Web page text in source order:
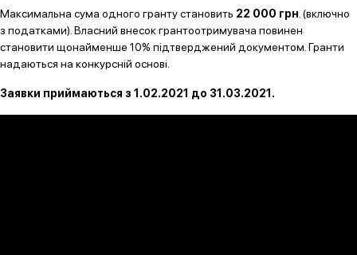
Максимальна сума одного гранту становить 22 000 грн . (включно
з податками). Власний внесок грантоотримувача повинен
становити щонайменше 10% підтверджений документом. Гранти
надаються на конкурсній основі.
Заявки приймаються з 1.02.2021 до 31.03.2021.